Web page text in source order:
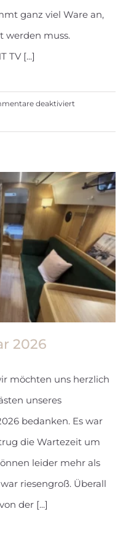
ganz viel Ware an,
werden muss.
TV [...]
deaktiviert
2026
2026
möchten uns herzlich
unseres
bedanken. Es war
die Wartezeit um
leider mehr als
riesengroß. Überall
der [...]